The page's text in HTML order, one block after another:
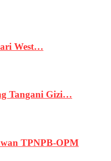
West…
Tangani Gizi…
TPNPB-OPM